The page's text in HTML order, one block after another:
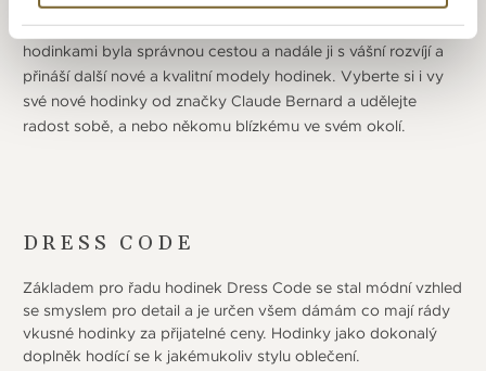
Prokázala, že vize, s kterou vstoupila na švýcarský trh s
hodinkami byla správnou cestou a nadále ji s vášní rozvíjí a
přináší další nové a kvalitní modely hodinek. Vyberte si i vy
své nové hodinky od značky Claude Bernard a udělejte
radost sobě, a nebo někomu blízkému ve svém okolí.
DRESS CODE
Základem pro řadu hodinek Dress Code se stal módní vzhled
se smyslem pro detail a je určen všem dámám co mají rády
vkusné hodinky za přijatelné ceny. Hodinky jako dokonalý
doplněk hodící se k jakémukoliv stylu oblečení.